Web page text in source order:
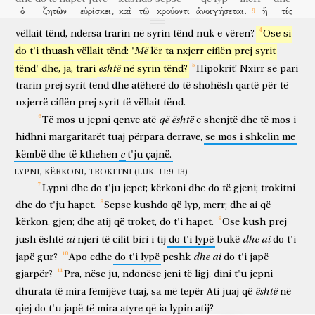
ὁ ζητῶν εὑρίσκει, καὶ τῷ κρούοντι ἀνοιγήσεται. ἢ τίς
ἐστιν
është
ἐξ
prej
ὑμῶν
jush
ἄνθρωπος,
njeri
ὃν
të cilit
αἰτήσει
do të lypë
ὁ υἱὸς
biri
αὐτοῦ
i tij
ἄρτον,
bukë
μὴ
mos
λίθον
gur
ἐπιδώσει
do të japë
αὐτῷ?
atij
ἢ
apo
καὶ
edhe
ἰχθὺν
peshk
αἰτήσει,
do të lypë
μὴ
mos
ὄφιν ἐπιδώσει αὐτῷ? εἰ οὖν ὑμεῖς πονηροὶ ὄντες
οἴδατε δόματα
dhurata
ἀγαθὰ
të mira
διδόναι
për të dhënë
τοῖς
fëmijëve tuaj sa më
μᾶλλον
më tepër
Πατὴρ
Ati
ὑμῶν
juaj
ὁ
ai në
τοῖς
qiejt
δώσει
do të japë
ἀγαθὰ
të mira
τοῖς
atyre
αἰτοῦσιν
që lypin
αὐτόν?
atij
πάντα
të gjitha
οὖν,
prandaj
ἵνα ποιῶσιν
të bëjnë
ὑμῖν
juve
οἱ ἄνθρωποι,
njerëzit
οὕτως
kështu edhe ju bëni atyre
οὗτος γάρ ἐστιν ὁ νόμος καὶ οἱ προφῆται.
εἰσέλθατε
hyni
διὰ
përmes
τῆς στενῆς
së ngushtë
πύλης;
portës
ὅτι
se
πλατεῖα
e gjerë
ἡ πύλη
porta
dhe
εὐρύχωρος
e hapur
ὁδὸς
udha ajo
ἀπάγουσα
që çon
εἰς
në
τὴν ἀπώλειαν,
shkatërrim dhe
πολλοί
shumë
εἰσιν
janë
οἱ
ata
εἰσερχόμενοι
që hyjnë
δι’
përmes
αὐτῆς;
asaj
ὅτι
se
στενὴ
e ngushtë
πύλη
porta
καὶ
dhe
τεθλιμμένη
që është shtrënguar
ἡ ὁδὸς
udha
ἡ
ajo
ἀπάγουσα εἰς τὴν
t'ju matet juve. E pse sheh ciflën që është në syrin
vëllait tënd, ndërsa trarin në syrin tënd nuk e vëren? Ose si
do t'i thuash vëllait tënd: 'Më lër ta nxjerr ciflën prej syrit
tënd' dhe, ja, trari është në syrin tënd? Hipokrit! Nxirr së pari
trarin prej syrit tënd dhe atëherë do të shohësh qartë për të
nxjerrë ciflën prej syrit të vëllait tënd.
Të mos u jepni qenve atë që është e shenjtë dhe të mos i
hidhni margaritarët tuaj përpara derrave, se mos i shkelin me
këmbë dhe të kthehen e t'ju çajnë.
LYPNI, KËRKONI, TROKITNI (LUK. 11:9-13)
Lypni dhe do t'ju jepet; kërkoni dhe do të gjeni; trokitni
dhe do t'ju hapet. Sepse kushdo që lyp, merr; dhe ai që
kërkon, gjen; dhe atij që troket, do t'i hapet. Ose kush prej
jush është ai njeri të cilit biri i tij do t'i lypë bukë dhe ai do t'i
japë gur? Apo edhe do t'i lypë peshk dhe ai do t'i japë
gjarpër?
Pra, nëse ju, ndonëse jeni të ligj, dini t'u jepni
dhurata të mira fëmijëve tuaj, sa më tepër Ati juaj që është në
qiej do t'u japë të mira atyre që ia lypin atij?